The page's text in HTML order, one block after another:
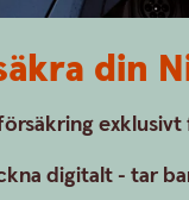
din
digitalt - tar